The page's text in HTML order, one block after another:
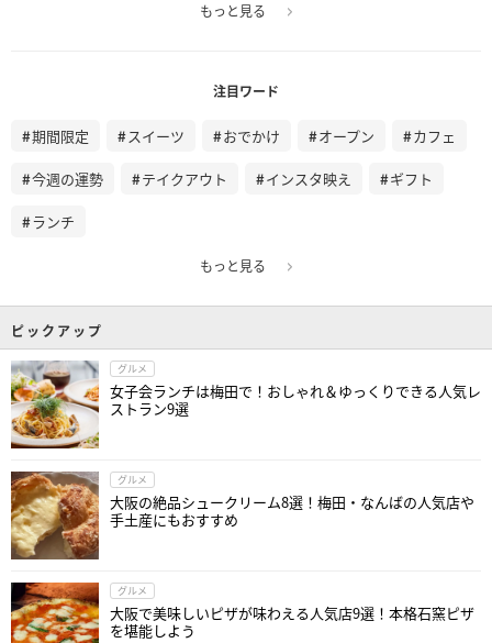
もっと見る
注目ワード
期間限定 スイーツ おでかけ オープン カフェ
今週の運勢 テイクアウト インスタ映え ギフト
ランチ
もっと見る
ピックアップ
グルメ
女子会ランチは梅田で！おしゃれ＆ゆっくりできる人気レ
ストラン9選
グルメ
大阪の絶品シュークリーム8選！梅田・なんばの人気店や
手土産にもおすすめ
グルメ
大阪で美味しいピザが味わえる人気店9選！本格石窯ピザ
を堪能しよう